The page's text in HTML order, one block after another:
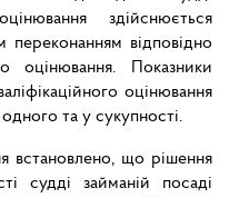
здійснюється
переконанням відповідно
оцінювання. Показники
оцінювання
та у сукупності.
встановлено, що рішення
судді займаній посаді